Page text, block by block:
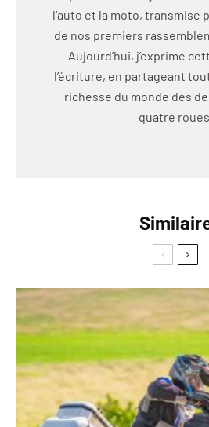
l’auto et la moto, transmise
de nos premiers
Aujourd’hui, j’exprime
l’écriture, en partageant
richesse du monde des
quatre roues.